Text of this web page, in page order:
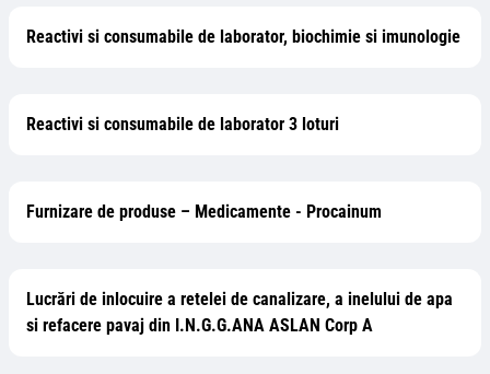
Reactivi si consumabile de laborator, biochimie si imunologie
Reactivi si consumabile de laborator 3 loturi
Furnizare de produse – Medicamente - Procainum
Lucrări de inlocuire a retelei de canalizare, a inelului de apa
si refacere pavaj din I.N.G.G.ANA ASLAN Corp A